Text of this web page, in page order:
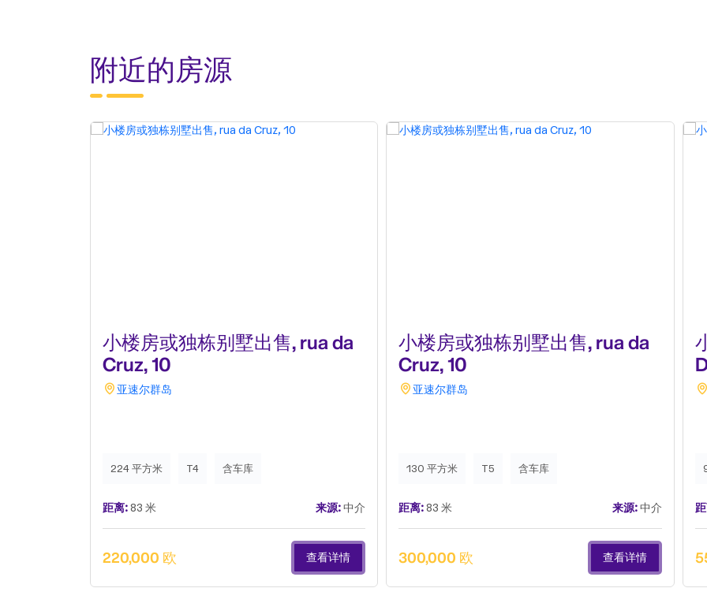
附近的房源
小楼房或独栋别墅出售, rua da
Cruz, 10
亚速尔群岛
224 平方米 T4 含车库
距离:83 米 来源:中介
220,000 欧 查看详情
小楼房或独栋别墅出售, rua da
Cruz, 10
亚速尔群岛
130 平方米 T5 含车库
距离:83 米 来源:中介
300,000 欧 查看详情